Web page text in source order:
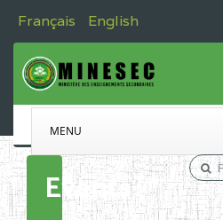
Français English
MENU
Events